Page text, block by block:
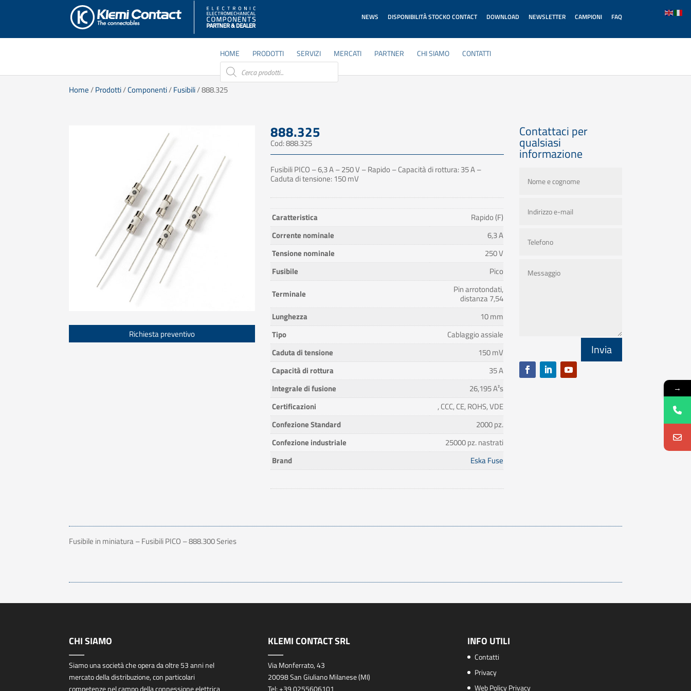
NEWS DISPONIBILITÀ STOCKO CONTACT DOWNLOAD NEWSLETTER CAMPIONI FAQ
HOME PRODOTTI SERVIZI MERCATI PARTNER CHI SIAMO
CONTATTI
Products
search
Home/Prodotti/Componenti/Fusibili/ 888.325
Richiesta preventivo
888.325
Cod: 888.325
Fusibili PICO – 6,3 A – 250 V – Rapido – Capacità di rottura: 35 A –
Caduta di tensione: 150 mV
Caratteristica
Rapido (F)
Corrente nominale
6,3 A
Tensione nominale
250 V
Fusibile
Pico
Terminale
Pin arrotondati,
distanza 7,54
Lunghezza
10 mm
Tipo
Cablaggio assiale
Caduta di tensione
150 mV
Capacità di rottura
35 A
Integrale di fusione
26,195 A²s
Certificazioni
, CCC, CE, ROHS, VDE
Confezione Standard
2000 pz.
Confezione industriale
25000 pz. nastrati
Brand
Eska Fuse
Contattaci per
qualsiasi
informazione
Invia
Fusibile in miniatura – Fusibili PICO – 888.300 Series
CHI SIAMO
Siamo una società che opera da oltre 53 anni nel
mercato della distribuzione, con particolari
competenze nel campo della connessione elettrica
KLEMI CONTACT SRL
Via Monferrato, 43
20098 San Giuliano Milanese (MI)
Tel:+39 0255606101
INFO UTILI
Contatti
Privacy
Web Policy Privacy
→